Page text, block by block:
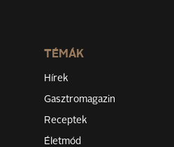
TÉMÁK
Hírek
Gasztromagazin
Receptek
Életmód